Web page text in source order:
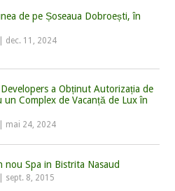
de pe Șoseaua Dobroești, în
dec. 11, 2024
a Obținut Autorizația de
Complex de Vacanță de Lux în
mai 24, 2024
nou Spa in Bistrita Nasaud
sept. 8, 2015